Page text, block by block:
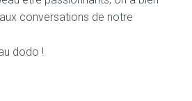
conversations de notre
dodo !